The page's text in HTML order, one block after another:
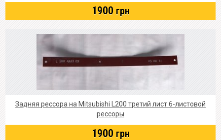
1900 грн
Задняя рессора на Mitsubishi L200 третий лист 6-листовой
рессоры
1900 грн